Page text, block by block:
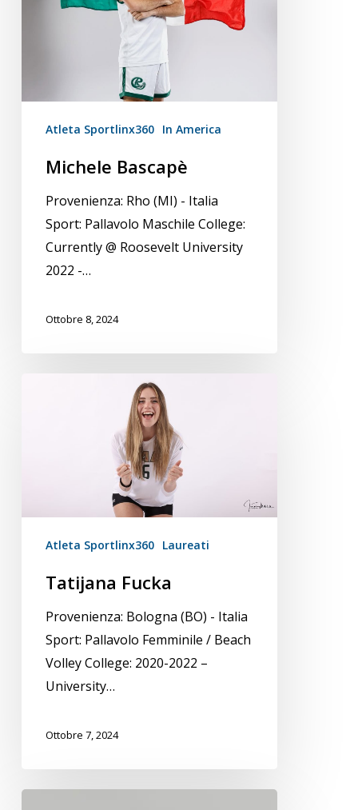
Atleta Sportlinx360 In America
Michele Bascapè
Provenienza: Rho (MI) - Italia
Sport: Pallavolo Maschile College:
Currently @ Roosevelt University
2022 -…
Ottobre 8, 2024
Atleta Sportlinx360 Laureati
Tatijana Fucka
Provenienza: Bologna (BO) - Italia
Sport: Pallavolo Femminile / Beach
Volley College: 2020-2022 –
University…
Ottobre 7, 2024